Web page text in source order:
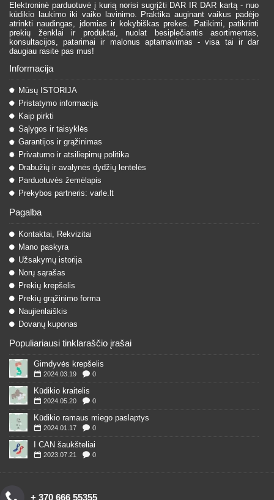
Elektroninė parduotuvė į kurią norisi sugrįžti DAR IR DAR kartą - nuo
kūdikio laukimo iki vaiko lavinimo. Praktika auginant vaikus padėjo
atrinkti naudingas, įdomias ir kokybiškas prekes. Patikimi, patikrinti
prekių ženklai ir produktai, nuolat besiplečiantis asortimentas,
konsultacijos, patarimai ir malonus aptarnavimas - visa tai ir dar
daugiau rasite pas mus!
Informacija
Mūsų ISTORIJA
Pristatymo informacija
Kaip pirkti
Sąlygos ir taisyklės
Garantijos ir grąžinimas
Privatumo ir atsiliepimų politika
Drabužių ir avalynės dydžių lentelės
Parduotuvės žemėlapis
Prekybos partneris: varle.lt
Pagalba
Kontaktai, Rekvizitai
Mano paskyra
Užsakymų istorija
Norų sąrašas
Prekių krepšelis
Prekių grąžinimo forma
Naujienlaiškis
Dovanų kuponas
Populiariausi tinklaraščio įrašai
Gimdyvės krepšelis
2024.03.19 0
Kūdikio kraitelis
2024.05.20 0
Kūdikio ramaus miego paslaptys
2024.01.17 0
I CAN šaukšteliai
2023.07.21 0
+ 370 666 55355